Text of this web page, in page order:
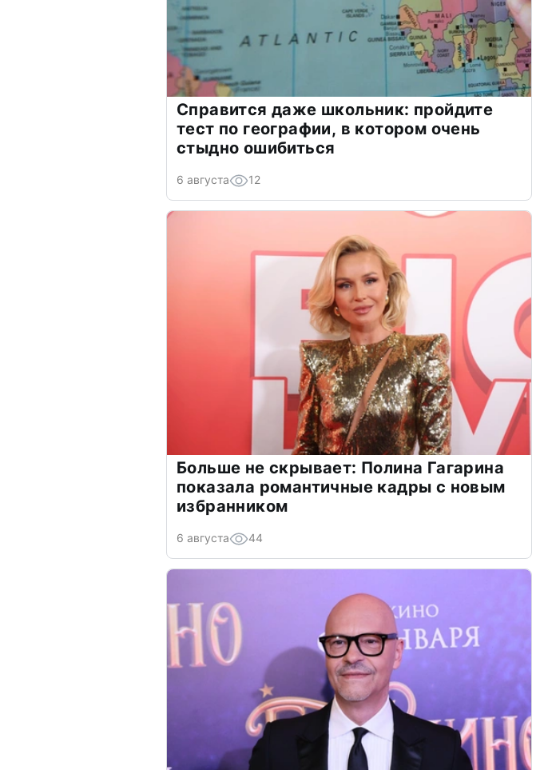
Справится даже школьник: пройдите
тест по географии, в котором очень
стыдно ошибиться
6 августа 12
Больше не скрывает: Полина Гагарина
показала романтичные кадры с новым
избранником
6 августа 44